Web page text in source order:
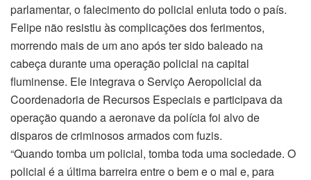
parlamentar, o falecimento do policial enluta todo o país.
Felipe não resistiu às complicações dos ferimentos,
morrendo mais de um ano após ter sido baleado na
cabeça durante uma operação policial na capital
fluminense. Ele integrava o Serviço Aeropolicial da
Coordenadoria de Recursos Especiais e participava da
operação quando a aeronave da polícia foi alvo de
disparos de criminosos armados com fuzis.
“Quando tomba um policial, tomba toda uma sociedade. O
policial é a última barreira entre o bem e o mal e, para